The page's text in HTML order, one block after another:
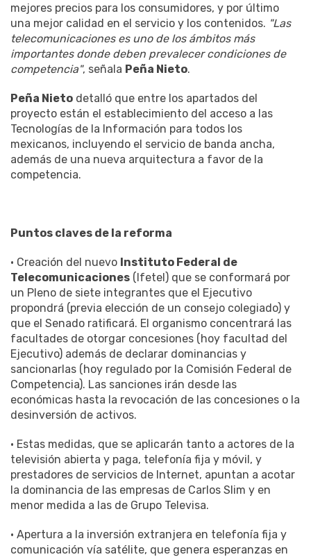
mejores precios para los consumidores, y por último
una mejor calidad en el servicio y los contenidos. "Las
telecomunicaciones es uno de los ámbitos más
importantes donde deben prevalecer condiciones de
competencia", señala Peña Nieto.
Peña Nieto detalló que entre los apartados del
proyecto están el establecimiento del acceso a las
Tecnologías de la Información para todos los
mexicanos, incluyendo el servicio de banda ancha,
además de una nueva arquitectura a favor de la
competencia.
Puntos claves de la reforma
• Creación del nuevo Instituto Federal de
Telecomunicaciones (Ifetel) que se conformará por
un Pleno de siete integrantes que el Ejecutivo
propondrá (previa elección de un consejo colegiado) y
que el Senado ratificará. El organismo concentrará las
facultades de otorgar concesiones (hoy facultad del
Ejecutivo) además de declarar dominancias y
sancionarlas (hoy regulado por la Comisión Federal de
Competencia). Las sanciones irán desde las
económicas hasta la revocación de las concesiones o la
desinversión de activos.
• Estas medidas, que se aplicarán tanto a actores de la
televisión abierta y paga, telefonía fija y móvil, y
prestadores de servicios de Internet, apuntan a acotar
la dominancia de las empresas de Carlos Slim y en
menor medida a las de Grupo Televisa.
• Apertura a la inversión extranjera en telefonía fija y
comunicación vía satélite, que genera esperanzas en